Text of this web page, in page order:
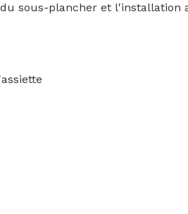
sous-plancher et l'installation